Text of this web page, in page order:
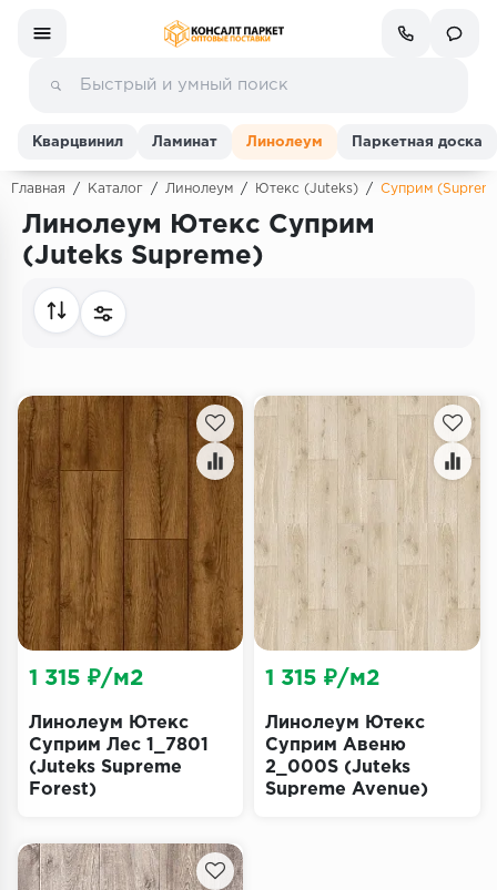
Линолеум
Инженерная доска
Паркетная доска
Террасная доска
Пробковое покрытие
Ковровая плитка
Плинтус
Подложка
Строительные материалы
Кварцвинил Ламинат Линолеум Паркетная доска
Главная / Каталог / Линолеум / Ютекс (Juteks) / Суприм
Линолеум Ютекс Суприм
(Juteks Supreme)
Линолеум Ютекс
Суприм Лес 1_7801
(Juteks Supreme
Forest)
1 315 ₽/м2
Линолеум Ютекс
Суприм Авеню
2_000S (Juteks
Supreme Avenue)
1 315 ₽/м2